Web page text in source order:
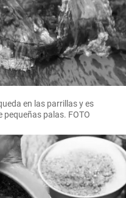
en las parrillas y es
palas. FOTO